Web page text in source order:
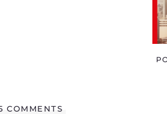
COMMENTS